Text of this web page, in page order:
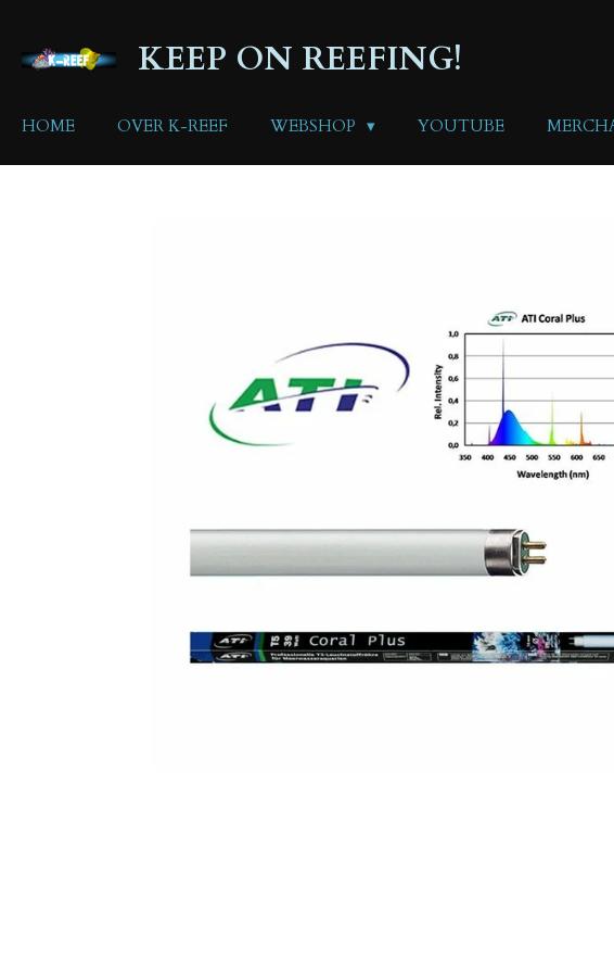
direct
naar
hoofdinhoud
KEEP ON REEFING!
HOME OVER K-REEF WEBSHOP YOUTUBE